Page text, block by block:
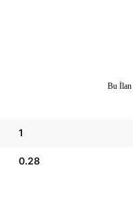
Bu İlan
1
0.28